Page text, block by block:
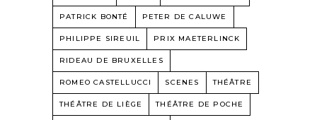
PATRICK BONTÉ PETER DE CALUWE
PHILIPPE SIREUIL PRIX MAETERLINCK
RIDEAU DE BRUXELLES
ROMEO CASTELLUCCI SCENES THÉÂTRE
THÉÂTRE DE LIÈGE THÉÂTRE DE POCHE